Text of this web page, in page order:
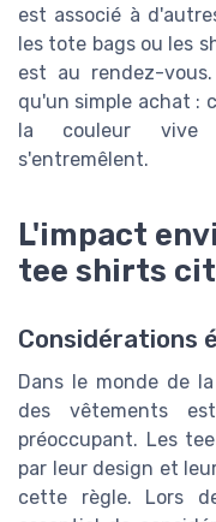
est associé à
les tote bags ou les
est au rendez-
qu'un simple achat :
la couleur vive
s'entremêlent.
L'impact
tee shirts
Considérations
Dans le monde de
des vêtements
préoccupant. Les
par leur design et
cette règle. Lors